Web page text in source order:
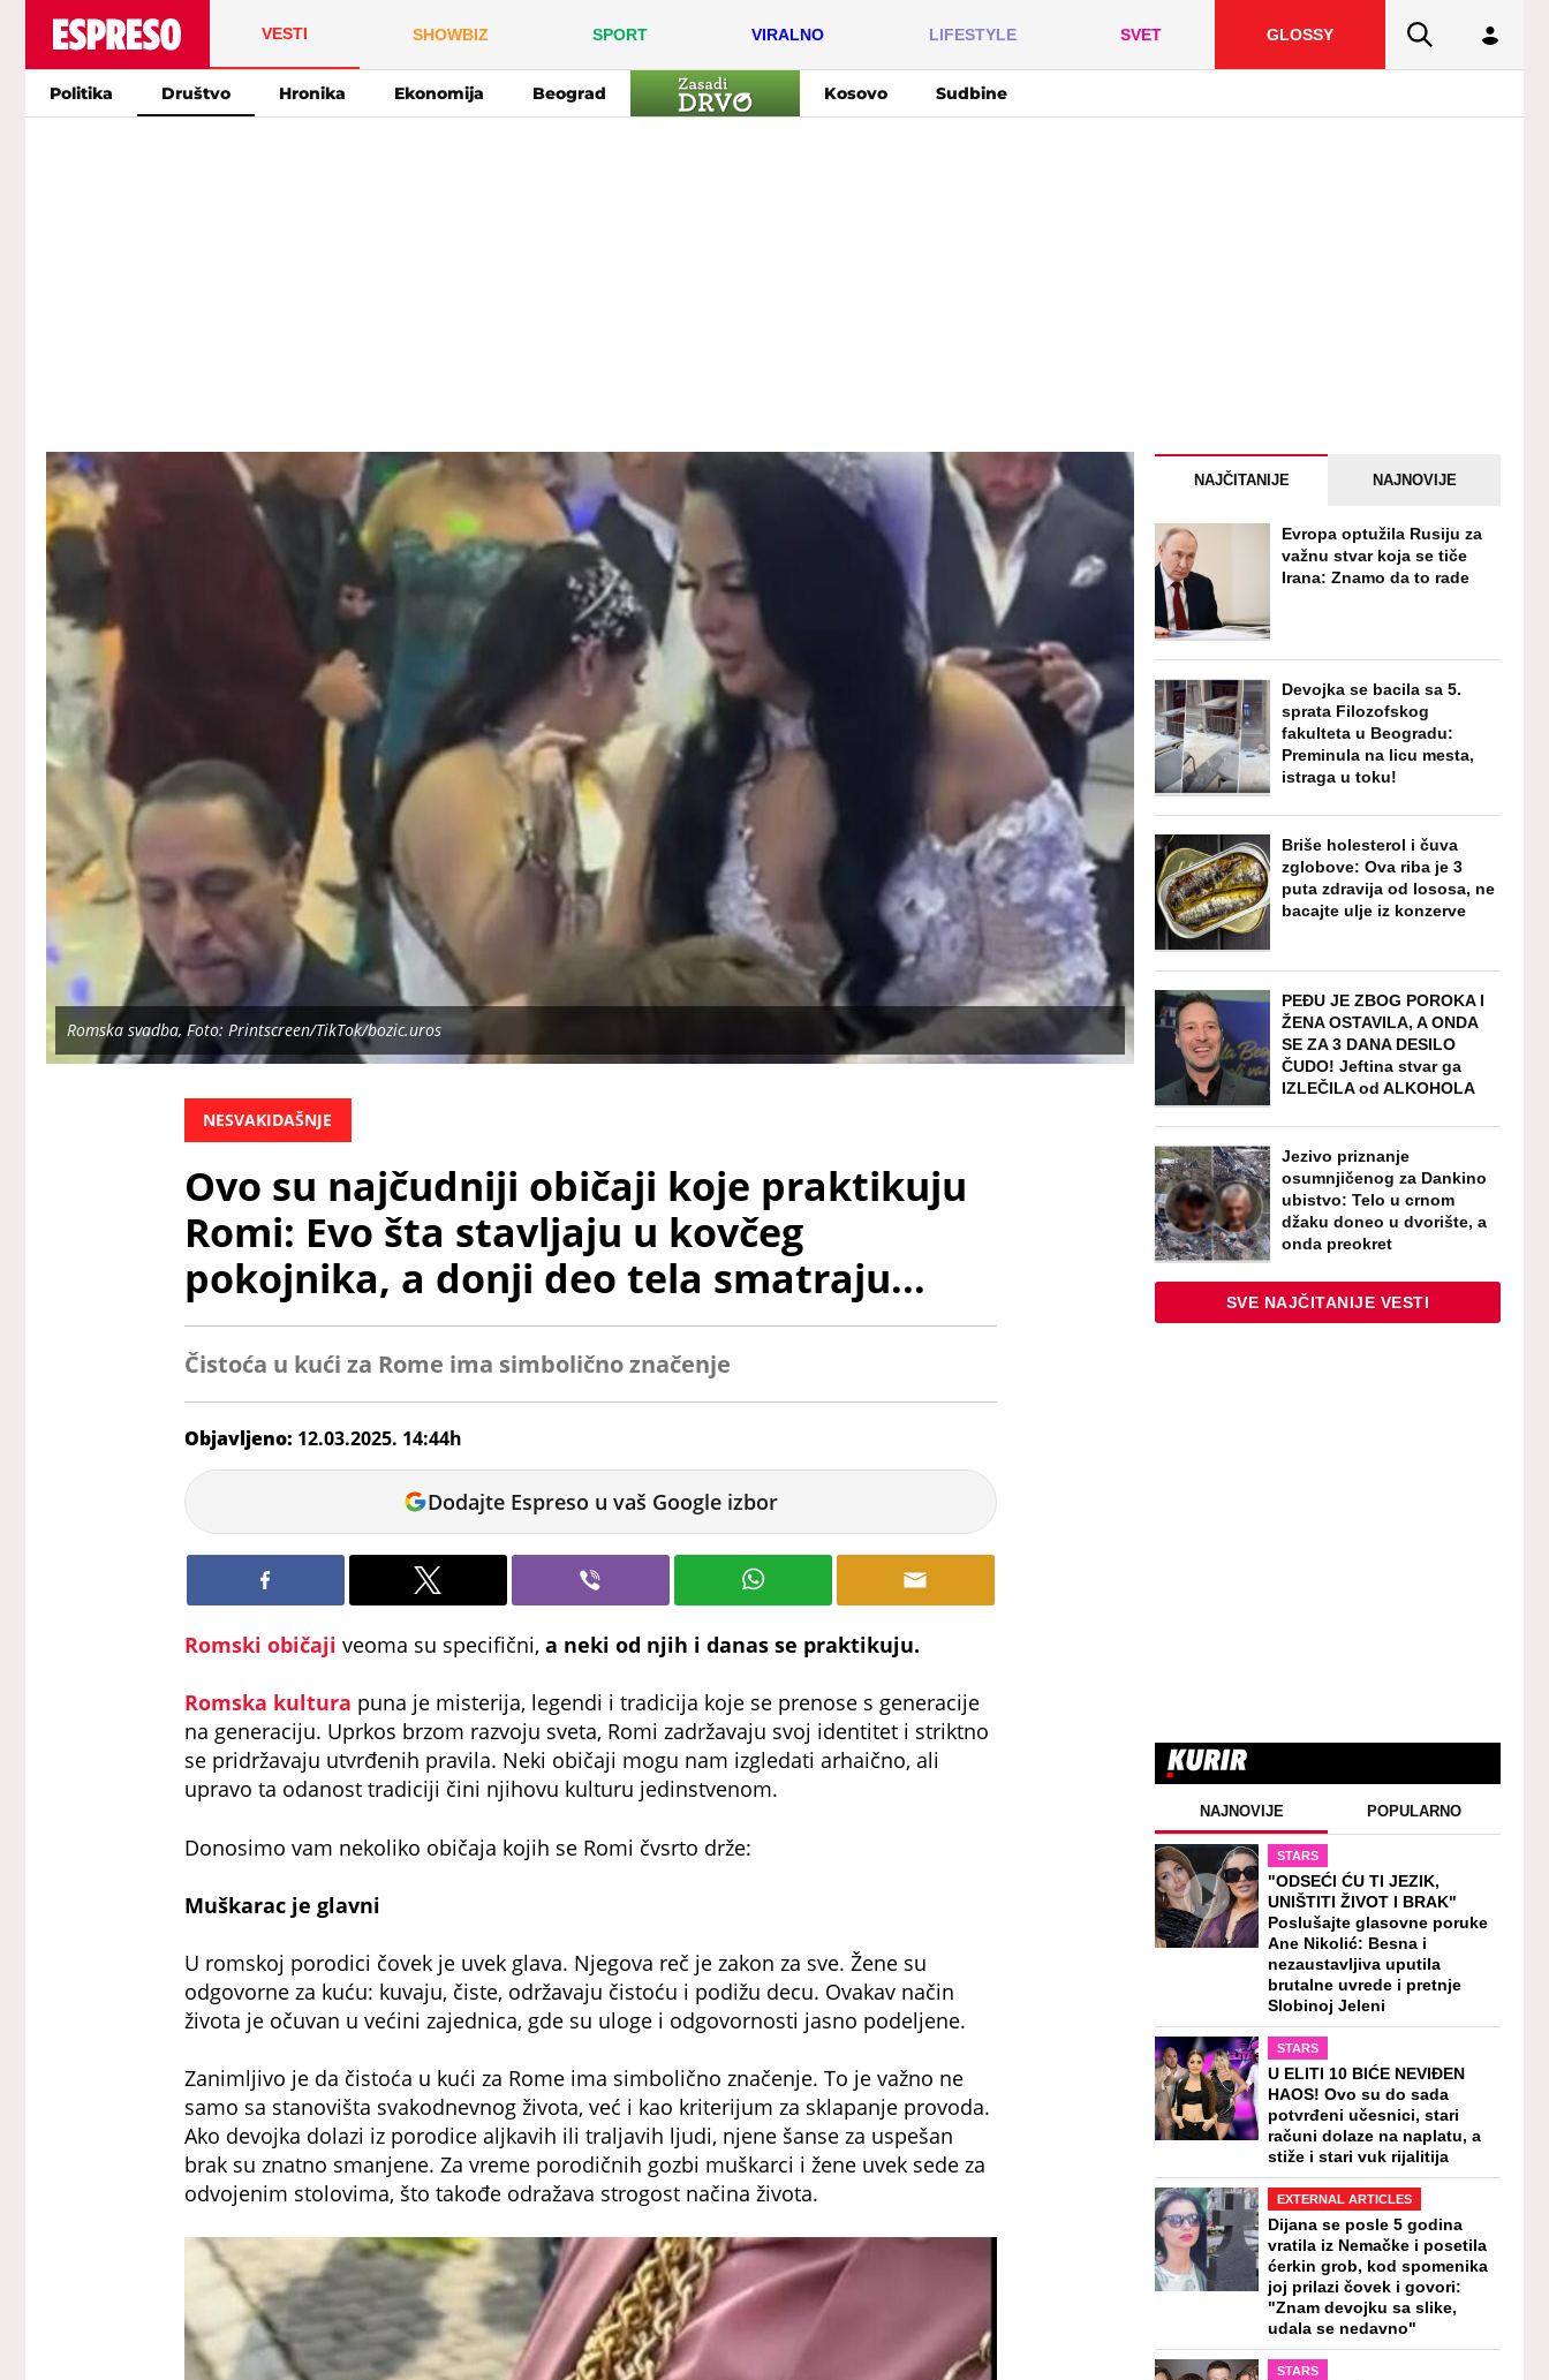
VESTI SHOWBIZ SPORT VIRALNO LIFESTYLE SVET GLOSSY
Politika Društvo Hronika Ekonomija Beograd Kosovo Sudbine
Romska svadba, Foto: Printscreen/TikTok/bozic.uros
NESVAKIDAŠNJE
Ovo su najčudniji običaji koje praktikuju
Romi: Evo šta stavljaju u kovčeg
pokojnika, a donji deo tela smatraju...
Čistoća u kući za Rome ima simbolično značenje
Objavljeno: 12.03.2025. 14:44h
Miloš
Dojčinović
Dodajte Espreso u vaš Google izbor
Romski običaji veoma su specifični, a neki od njih i danas se praktikuju.
Romska kultura puna je misterija, legendi i tradicija koje se prenose s generacije
na generaciju. Uprkos brzom razvoju sveta, Romi zadržavaju svoj identitet i striktno
se pridržavaju utvrđenih pravila. Neki običaji mogu nam izgledati arhaično, ali
upravo ta odanost tradiciji čini njihovu kulturu jedinstvenom.
Donosimo vam nekoliko običaja kojih se Romi čvsrto drže:
Muškarac je glavni
U romskoj porodici čovek je uvek glava. Njegova reč je zakon za sve. Žene su
odgovorne za kuću: kuvaju, čiste, održavaju čistoću i podižu decu. Ovakav način
života je očuvan u većini zajednica, gde su uloge i odgovornosti jasno podeljene.
Zanimljivo je da čistoća u kući za Rome ima simbolično značenje. To je važno ne
samo sa stanovišta svakodnevnog života, već i kao kriterijum za sklapanje provoda.
Ako devojka dolazi iz porodice aljkavih ili traljavih ljudi, njene šanse za uspešan
brak su znatno smanjene. Za vreme porodičnih gozbi muškarci i žene uvek sede za
odvojenim stolovima, što takođe odražava strogost načina života.
NAJČITANIJE NAJNOVIJE
Evropa optužila Rusiju za
važnu stvar koja se tiče
Irana: Znamo da to rade
Devojka se bacila sa 5.
sprata Filozofskog
fakulteta u Beogradu:
Preminula na licu mesta,
istraga u toku!
Briše holesterol i čuva
zglobove: Ova riba je 3
puta zdravija od lososa, ne
bacajte ulje iz konzerve
PEĐU JE ZBOG POROKA I
ŽENA OSTAVILA, A ONDA
SE ZA 3 DANA DESILO
ČUDO! Jeftina stvar ga
IZLEČILA od ALKOHOLA
Jezivo priznanje
osumnjičenog za Dankino
ubistvo: Telo u crnom
džaku doneo u dvorište, a
onda preokret
SVE NAJČITANIJE VESTI
NAJNOVIJE POPULARNO
STARS
"ODSEĆI ĆU TI JEZIK,
UNIŠTITI ŽIVOT I BRAK"
Poslušajte glasovne poruke
Ane Nikolić: Besna i
nezaustavljiva uputila
brutalne uvrede i pretnje
Slobinoj Jeleni
STARS
U ELITI 10 BIĆE NEVIĐEN
HAOS! Ovo su do sada
potvrđeni učesnici, stari
računi dolaze na naplatu, a
stiže i stari vuk rijalitija
EXTERNAL ARTICLES
Dijana se posle 5 godina
vratila iz Nemačke i posetila
ćerkin grob, kod spomenika
joj prilazi čovek i govori:
"Znam devojku sa slike,
udala se nedavno"
STARS